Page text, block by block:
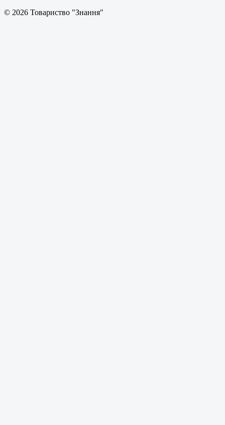
© 2026 Товариство "Знання"